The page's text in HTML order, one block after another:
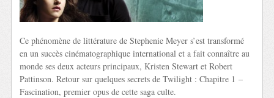
Ce phénomène de littérature de Stephenie Meyer s’est transformé
en un succès cinématographique international et a fait connaître au
monde ses deux acteurs principaux, Kristen Stewart et Robert
Pattinson. Retour sur quelques secrets de Twilight : Chapitre 1 –
Fascination, premier opus de cette saga culte.